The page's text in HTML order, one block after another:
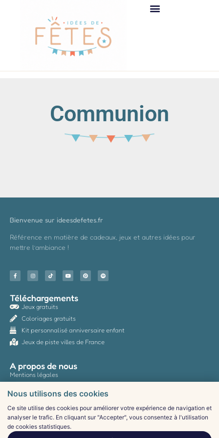
Communion
Bienvenue sur ideesdefetes.fr
Référence en matière de cadeaux, jeux et autres idées pour
mettre l’ambiance !
Téléchargements
Jeux gratuits
Coloriages gratuits
Kit personnalisé anniversaire enfant
Jeux de piste villes de France
A propos de nous
Mentions légales
CGV
Contact
Nous utilisons des cookies
Ce site utilise des cookies pour améliorer votre expérience de navigation et
analyser le trafic. En cliquant sur "Accepter", vous consentez à l'utilisation
de cookies statistiques.